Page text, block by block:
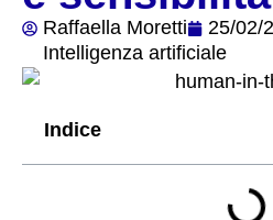
Raffaella Moretti
25/02/
Intelligenza artificiale
Indice